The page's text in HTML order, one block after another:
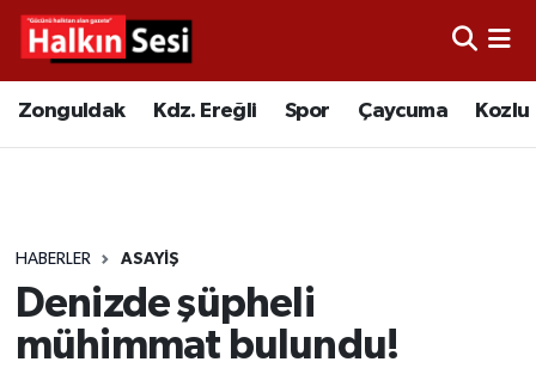
Zonguldak Kdz. Ereğli Spor Çaycuma Kozlu
HABERLER ASAYIŞ
Denizde şüpheli
mühimmat bulundu!
Video
Çaycuma
Alaplı
Merkez Hava Durumu
Süper Lig Puan Durumu ve Fikstür
Tüm Manşetler